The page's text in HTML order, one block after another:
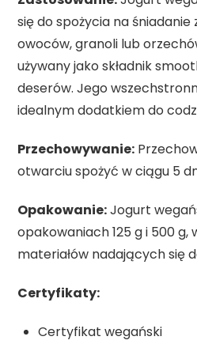
się do spożycia na
owoców, granoli lub
używany jako składnik
deserów. Jego
idealnym dodatkiem do
Przechowywanie:
otwarciu spożyć w ciągu 5
Opakowanie:Jogurt
opakowaniach 125 g i 500 g,
materiałów nadających się
Certyfikaty:
Certyfikat wegański